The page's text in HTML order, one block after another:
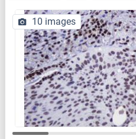
10 images